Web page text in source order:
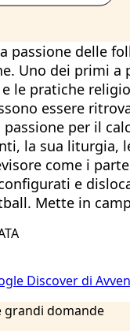
passione delle
Uno dei primi a
le pratiche
essere
per il
la sua liturgia,
come i
e
Mette in
Discover di
grandi domande